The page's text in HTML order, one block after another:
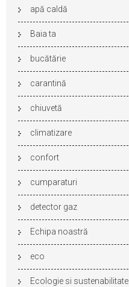
apă caldă
Baia ta
bucătărie
carantină
chiuvetă
climatizare
confort
cumparaturi
detector gaz
Echipa noastră
eco
Ecologie si sustenabilitate